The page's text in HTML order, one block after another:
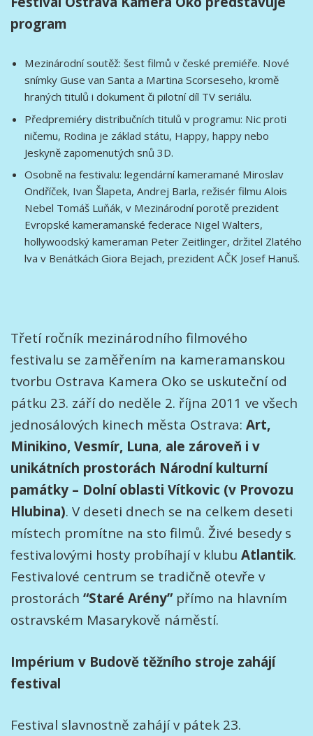
program
Mezinárodní soutěž: šest filmů v české premiéře. Nové
snímky Guse van Santa a Martina Scorseseho, kromě
hraných titulů i dokument či pilotní díl TV seriálu.
Předpremiéry distribučních titulů v programu: Nic proti
ničemu, Rodina je základ státu, Happy, happy nebo
Jeskyně zapomenutých snů 3D.
Osobně na festivalu: legendární kameramané Miroslav
Ondříček, Ivan Šlapeta, Andrej Barla, režisér filmu Alois
Nebel Tomáš Luňák, v Mezinárodní porotě prezident
Evropské kameramanské federace Nigel Walters,
hollywoodský kameraman Peter Zeitlinger, držitel Zlatého
lva v Benátkách Giora Bejach, prezident AČK Josef Hanuš.
Třetí ročník mezinárodního filmového
festivalu se zaměřením na kameramanskou
tvorbu Ostrava Kamera Oko se uskuteční od
pátku 23. září do neděle 2. října 2011 ve všech
jednosálových kinech města Ostrava: Art,
Minikino, Vesmír, Luna, ale zároveň i v
unikátních prostorách Národní kulturní
památky – Dolní oblasti Vítkovic (v Provozu
Hlubina). V deseti dnech se na celkem deseti
místech promítne na sto filmů. Živé besedy s
festivalovými hosty probíhají v klubu Atlantik.
Festivalové centrum se tradičně otevře v
prostorách “Staré Arény” přímo na hlavním
ostravském Masarykově náměstí.
Impérium v Budově těžního stroje zahájí
festival
Festival slavnostně zahájí v pátek 23.